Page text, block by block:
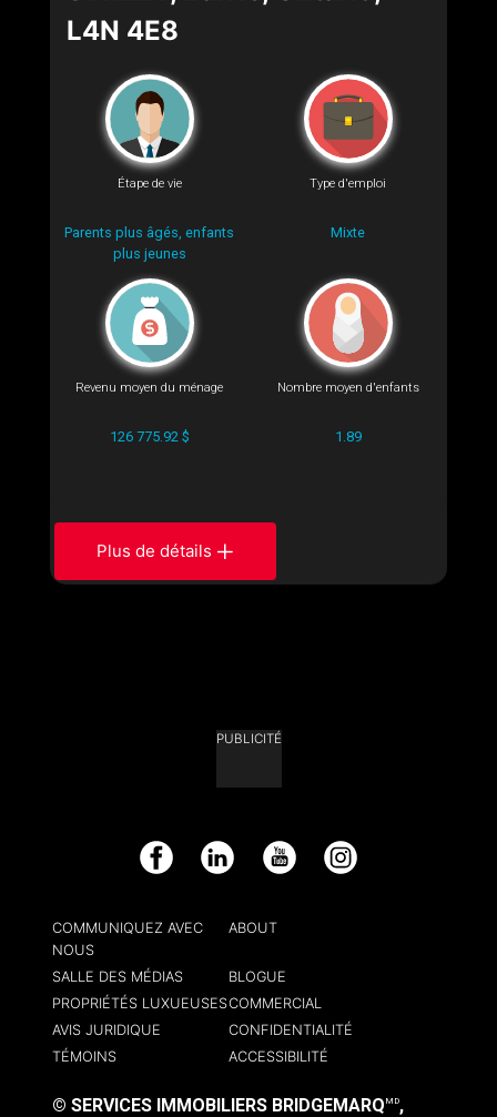
L4N 4E8
Étape de vie
Parents plus âgés, enfants
plus jeunes
Type d'emploi
Mixte
Revenu moyen du ménage
126 775.92 $
Nombre moyen d'enfants
1.89
Plus de détails
PUBLICITÉ
Facebook LinkedIn YouTube Instagram
COMMUNIQUEZ AVEC
NOUS
ABOUT
SALLE DES MÉDIAS
BLOGUE
PROPRIÉTÉS LUXUEUSESCOMMERCIAL
AVIS JURIDIQUE
CONFIDENTIALITÉ
TÉMOINS
ACCESSIBILITÉ
© SERVICES IMMOBILIERS BRIDGEMARQ MD,